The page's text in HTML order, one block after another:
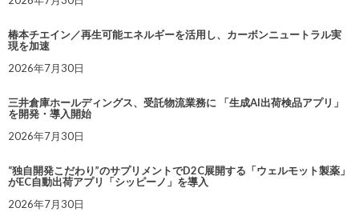
椿本チエイン／再生可能エネルギーを活用し、カーボンニュートラル実
現を加速
2026年7月30日
三井倉庫ホールディングス、受託物流業務に 「生成AI出荷検品アプリ」
を開発・導入開始
2026年7月30日
“独自開発こだわり”のサプリメントでD2C展開する「ウェルモット製薬」
がEC自動出荷アプリ「シッピーノ」を導入
2026年7月30日